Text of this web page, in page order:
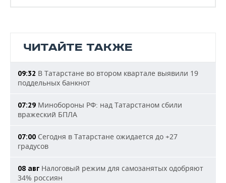
ЧИТАЙТЕ ТАКЖЕ
09:32 В Татарстане во втором квартале выявили 19
поддельных банкнот
07:29 Минобороны РФ: над Татарстаном сбили
вражеский БПЛА
07:00 Сегодня в Татарстане ожидается до +27
градусов
08 авг Налоговый режим для самозанятых одобряют
34% россиян